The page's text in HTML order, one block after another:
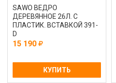
SAWO ВЕДРО
ДЕРЕВЯННОЕ 26Л. С
ПЛАСТИК. ВСТАВКОЙ 391-
D
15 190
КУПИТЬ